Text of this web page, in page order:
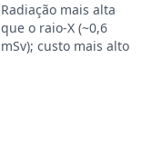
Radiação mais alta
que o raio-X (~0,6
mSv); custo mais alto